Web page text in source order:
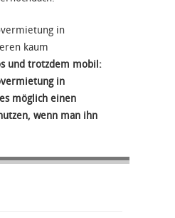
in
kaum
und trotzdem mobil:
in
möglich einen
wenn man ihn